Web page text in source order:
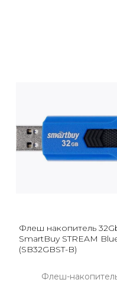
Флеш накопитель
SmartBuy STREAM
(SB32GBST-B)
Флеш-